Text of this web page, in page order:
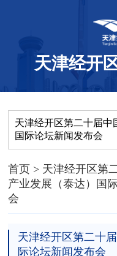
天津经开
天津经开区第二十届中
国际论坛新闻发布会
首页 > 天津经开区第
产业发展（泰达）国
会
天津经开区第二十
际论坛新闻发布会